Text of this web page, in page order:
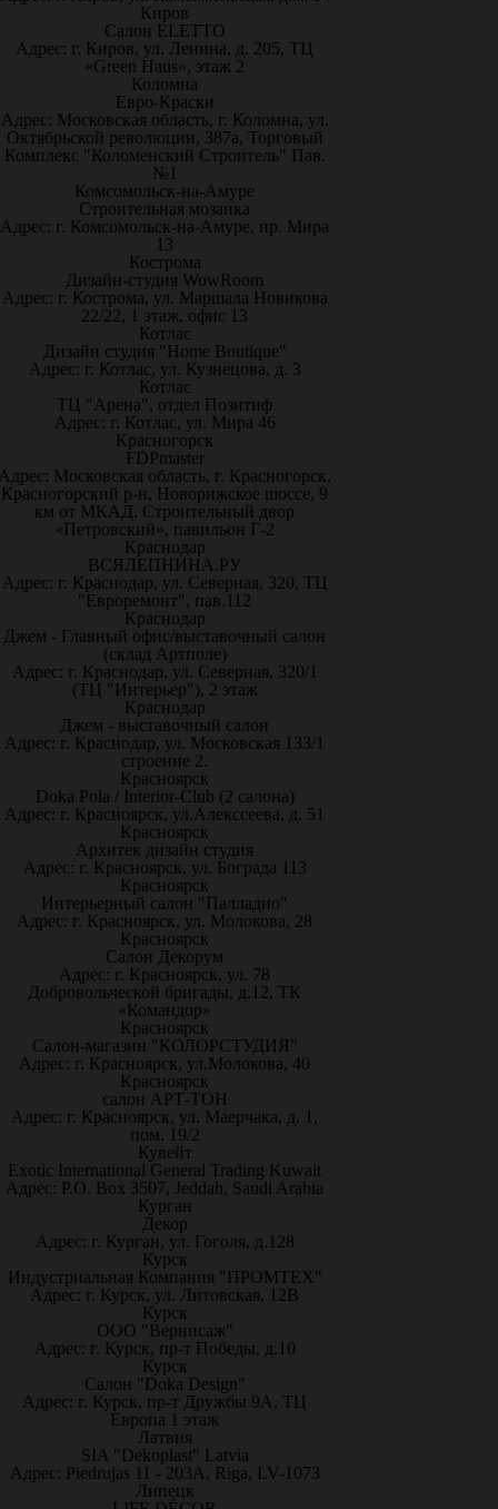
Киров
Салон ELETTO
Адрес: г. Киров, ул. Ленина, д. 205, ТЦ
«Green Haus», этаж 2
Коломна
Евро-Краски
Адрес: Московская область, г. Коломна, ул.
Октябрьской революции, 387а, Торговый
Комплекс "Коломенский Строитель" Пав.
№1
Комсомольск-на-Амуре
Строительная мозаика
Адрес: г. Комсомольск-на-Амуре, пр. Мира
13
Кострома
Дизайн-студия WowRoom
Адрес: г. Кострома, ул. Маршала Новикова
22/22, 1 этаж, офис 13
Котлас
Дизайн студия "Home Boutique"
Адрес: г. Котлас, ул. Кузнецова, д. 3
Котлас
ТЦ "Арена", отдел Позитиф
Адрес: г. Котлас, ул. Мира 46
Красногорск
FDPmaster
Московская область, г. Красногорск,
Красногорский р-н, Новорижское шоссе, 9
км от МКАД. Строительный двор
«Петровский», павильон Г-2
Краснодар
ВСЯЛЕПНИНА.РУ
Адрес: г. Краснодар, ул. Северная, 320, ТЦ
"Евроремонт", пав.112
Краснодар
Джем - Главный офис/выставочный салон
(склад Артполе)
Адрес: г. Краснодар, ул. Северная, 320/1
(ТЦ "Интерьер"), 2 этаж
Краснодар
Джем - выставочный салон
Адрес: г. Краснодар, ул. Московская 133/1
строение 2.
Красноярск
Doka Pola / Interior-Club (2 салона)
Адрес: г. Красноярск, ул.Алекссеева, д. 51
Красноярск
Архитек дизайн студия
Адрес: г. Красноярск, ул. Бограда 113
Красноярск
Интерьерный салон "Палладио"
Адрес: г. Красноярск, ул. Молокова, 28
Красноярск
Салон Декорум
Адрес: г. Красноярск, ул. 78
Добровольческой бригады, д.12, ТК
«Командор»
Красноярск
Салон-магазин "КОЛОРСТУДИЯ"
Адрес: г. Красноярск, ул.Молокова, 40
Красноярск
салон АРТ-ТОН
Адрес: г. Красноярск, ул. Маерчака, д. 1,
пом. 19/2
Кувейт
Exotic International General Trading Kuwait
Адрес: P.O. Box 3507, Jeddah, Saudi Arabia
Курган
Декор
Адрес: г. Курган, ул. Гоголя, д.128
Курск
Индустриальная Компания "ПРОМТЕХ"
Адрес: г. Курск, ул. Литовская, 12В
Курск
ООО "Вернисаж"
Адрес: г. Курск, пр-т Победы, д.10
Курск
Салон "Doka Design"
Адрес: г. Курск, пр-т Дружбы 9А, ТЦ
Европа 1 этаж
Латвия
SIA "Dekoplast" Latvia
Адрес: Piedrujas 11 - 203A, Riga, LV-1073
Липецк